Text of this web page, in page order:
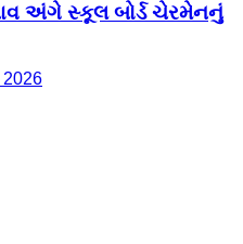
અંગે સ્કૂલ બોર્ડ ચેરમેનનું
2026